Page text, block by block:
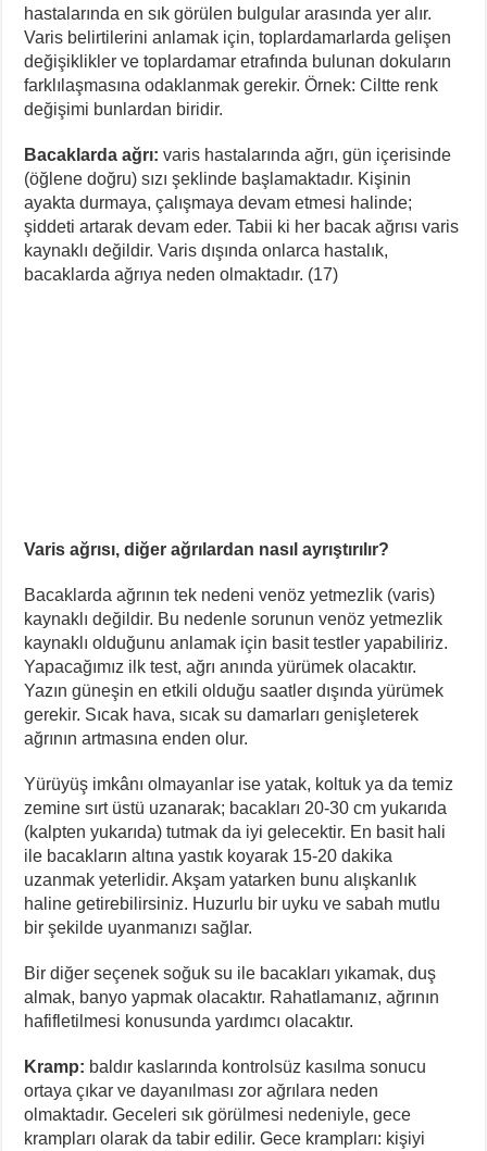
hastalarında en sık görülen bulgular arasında yer alır.
Varis belirtilerini anlamak için, toplardamarlarda gelişen
değişiklikler ve toplardamar etrafında bulunan dokuların
farklılaşmasına odaklanmak gerekir. Örnek: Ciltte renk
değişimi bunlardan biridir.
Bacaklarda ağrı: varis hastalarında ağrı, gün içerisinde
(öğlene doğru) sızı şeklinde başlamaktadır. Kişinin
ayakta durmaya, çalışmaya devam etmesi halinde;
şiddeti artarak devam eder. Tabii ki her bacak ağrısı varis
kaynaklı değildir. Varis dışında onlarca hastalık,
bacaklarda ağrıya neden olmaktadır. (17)
Varis ağrısı, diğer ağrılardan nasıl ayrıştırılır?
Bacaklarda ağrının tek nedeni venöz yetmezlik (varis)
kaynaklı değildir. Bu nedenle sorunun venöz yetmezlik
kaynaklı olduğunu anlamak için basit testler yapabiliriz.
Yapacağımız ilk test, ağrı anında yürümek olacaktır.
Yazın güneşin en etkili olduğu saatler dışında yürümek
gerekir. Sıcak hava, sıcak su damarları genişleterek
ağrının artmasına enden olur.
Yürüyüş imkânı olmayanlar ise yatak, koltuk ya da temiz
zemine sırt üstü uzanarak; bacakları 20-30 cm yukarıda
(kalpten yukarıda) tutmak da iyi gelecektir. En basit hali
ile bacakların altına yastık koyarak 15-20 dakika
uzanmak yeterlidir. Akşam yatarken bunu alışkanlık
haline getirebilirsiniz. Huzurlu bir uyku ve sabah mutlu
bir şekilde uyanmanızı sağlar.
Bir diğer seçenek soğuk su ile bacakları yıkamak, duş
almak, banyo yapmak olacaktır. Rahatlamanız, ağrının
hafifletilmesi konusunda yardımcı olacaktır.
Kramp: baldır kaslarında kontrolsüz kasılma sonucu
ortaya çıkar ve dayanılması zor ağrılara neden
olmaktadır. Geceleri sık görülmesi nedeniyle, gece
krampları olarak da tabir edilir. Gece krampları: kişiyi